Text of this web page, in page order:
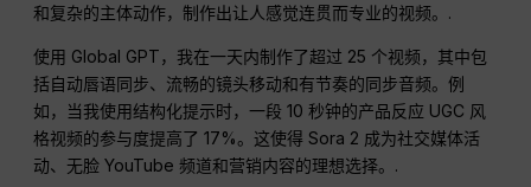
和复杂的主体动作，制作出让人感觉连贯而专业的视频。.
使用 Global GPT，我在一天内制作了超过 25 个视频，其中包
括自动唇语同步、流畅的镜头移动和有节奏的同步音频。例
如，当我使用结构化提示时，一段 10 秒钟的产品反应 UGC 风
格视频的参与度提高了 17%。这使得 Sora 2 成为社交媒体活
动、无脸 YouTube 频道和营销内容的理想选择。.